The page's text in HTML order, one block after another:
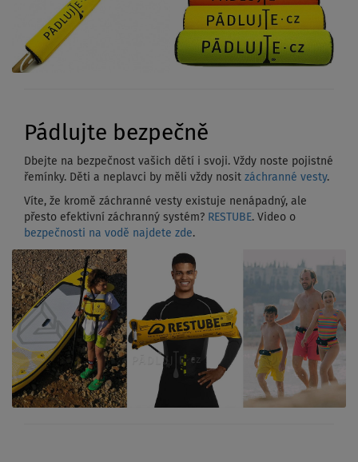
Pádlujte bezpečně
Dbejte na bezpečnost vašich dětí i svoji. Vždy noste pojistné
řemínky. Děti a neplavci by měli vždy nosit záchranné vesty.
Víte, že kromě záchranné vesty existuje nenápadný, ale
přesto efektivní záchranný systém? RESTUBE. Video o
bezpečnosti na vodě najdete zde.